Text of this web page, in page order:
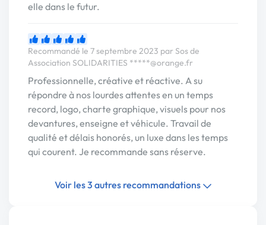
elle dans le futur.
Recommandé le 7 septembre 2023 par Sos de
Association SOLIDARITIES *****@orange.fr
Professionnelle, créative et réactive. A su
répondre à nos lourdes attentes en un temps
record, logo, charte graphique, visuels pour nos
devantures, enseigne et véhicule. Travail de
qualité et délais honorés, un luxe dans les temps
qui courent. Je recommande sans réserve.
Voir les 3 autres recommandations